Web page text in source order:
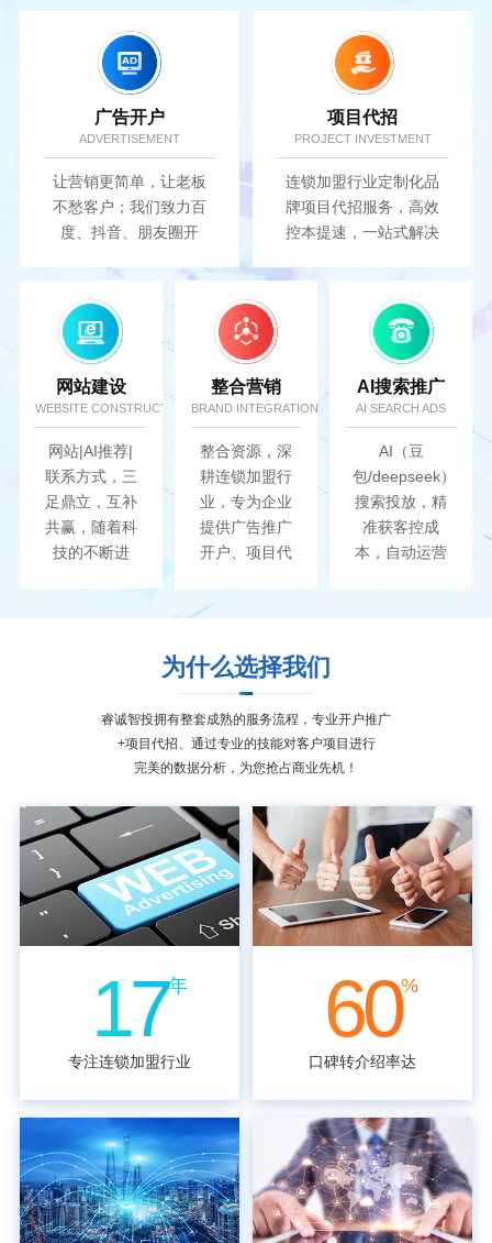
广告开户
ADVERTISEMENT
让营销更简单，让老板
不愁客户；我们致力百
度、抖音、朋友圈开
最大化....
项目代招
PROJECT INVESTMENT
连锁加盟行业定制化品
牌项目代招服务，高效
控本提速，一站式解决
网站建设
WEBSITE CONSTRUCTION
网站|AI推荐|
联系方式，三
足鼎立，互补
共赢，随着科
技的不断进
整合营销
BRAND INTEGRATION
整合资源，深
耕连锁加盟行
业，专为企业
提供广告推广
开户、项目代
广、网站建
AI搜索推广
AI SEARCH ADS
AI（豆
包/deepseek）
搜索投放，精
准获客控成
本，自动运营
为什么选择我们
睿诚智投拥有整套成熟的服务流程，专业开户推广
+项目代招、通过专业的技能对客户项目进行
完美的数据分析，为您抢占商业先机！
17年
专注连锁加盟行业
60%
口碑转介绍率达